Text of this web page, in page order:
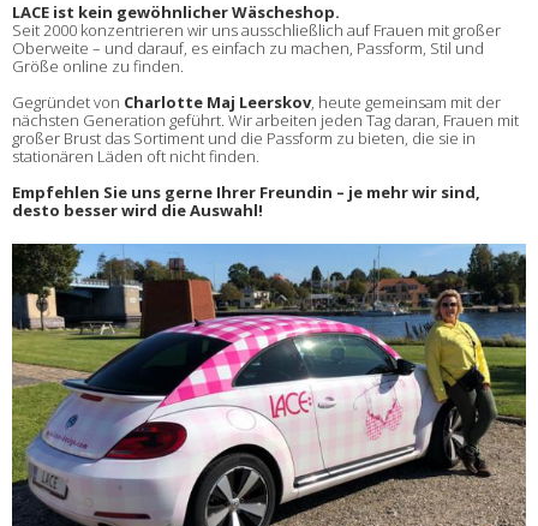
LACE ist kein gewöhnlicher Wäscheshop.
Seit 2000 konzentrieren wir uns ausschließlich auf Frauen mit großer
Oberweite – und darauf, es einfach zu machen, Passform, Stil und
Größe online zu finden.
Gegründet von Charlotte Maj Leerskov, heute gemeinsam mit der
nächsten Generation geführt. Wir arbeiten jeden Tag daran, Frauen mit
großer Brust das Sortiment und die Passform zu bieten, die sie in
stationären Läden oft nicht finden.
Empfehlen Sie uns gerne Ihrer Freundin – je mehr wir sind,
desto besser wird die Auswahl!